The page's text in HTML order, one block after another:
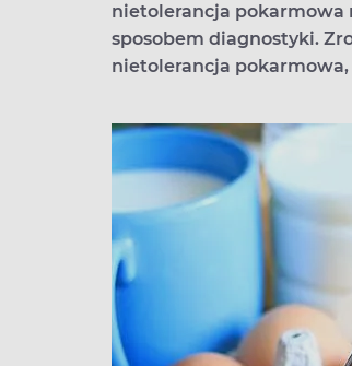
nietolerancja pokarmowa
sposobem diagnostyki.
nietolerancja